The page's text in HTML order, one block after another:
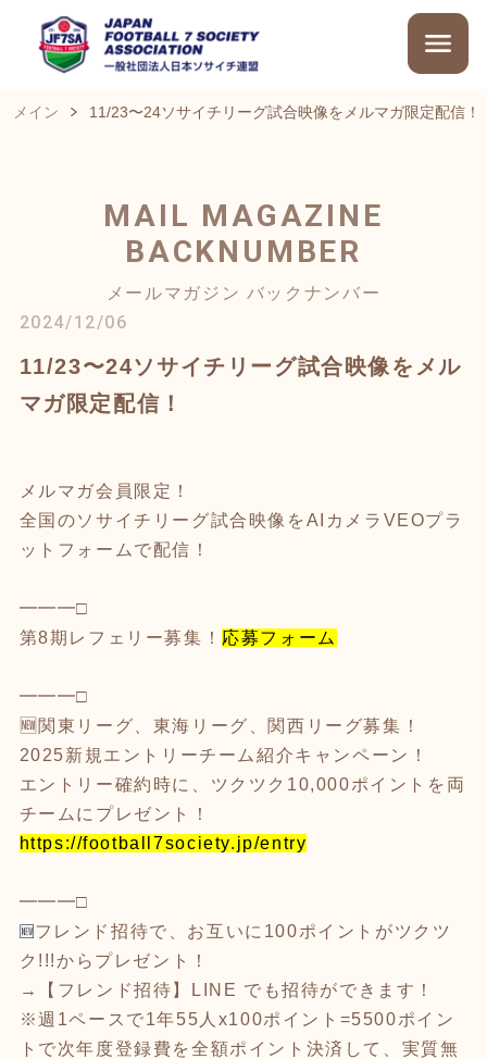
メイン 11/23〜24ソサイチリーグ試合映像をメルマガ限定配信！
MAIL MAGAZINE
BACKNUMBER
メールマガジン バックナンバー
2024/12/06
11/23〜24ソサイチリーグ試合映像をメル
マガ限定配信！
メルマガ会員限定！
全国のソサイチリーグ試合映像をAIカメラVEOプラ
ットフォームで配信！
━━━□
第8期レフェリー募集！ 応募フォーム
━━━□
🆕関東リーグ、東海リーグ、関西リーグ募集！
2025新規エントリーチーム紹介キャンペーン！
エントリー確約時に、ツクツク10,000ポイントを両
チームにプレゼント！
https://football7society.jp/entry
━━━□
🆕フレンド招待で、お互いに100ポイントがツクツ
ク!!!からプレゼント！
→【フレンド招待】LINE でも招待ができます！
※週1ペースで1年55人x100ポイント=5500ポイン
トで次年度登録費を全額ポイント決済して、実質無